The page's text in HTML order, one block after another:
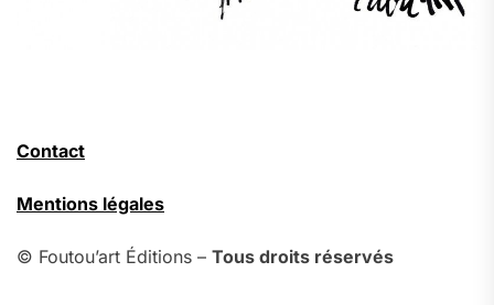
Contact
Mentions légales
© Foutou’art Éditions – Tous droits réservés